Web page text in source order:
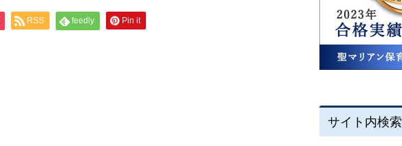
RSS feedly Pin it
サイト内検索